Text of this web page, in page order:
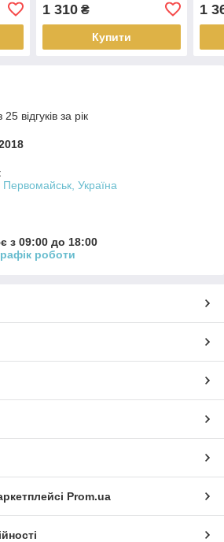
1 310₴
Купити
1
відгуків за рік
Первомайськ, Україна
з 09:00 до 18:00
роботи
Prom.ua